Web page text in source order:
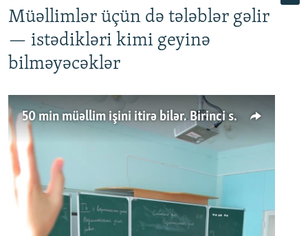
Müəllimlər üçün də tələblər gəlir
— istədikləri kimi geyinə
bilməyəcəklər
50 min müəllim işini itirə bilər. Birinci sinfə gedənlər azalır